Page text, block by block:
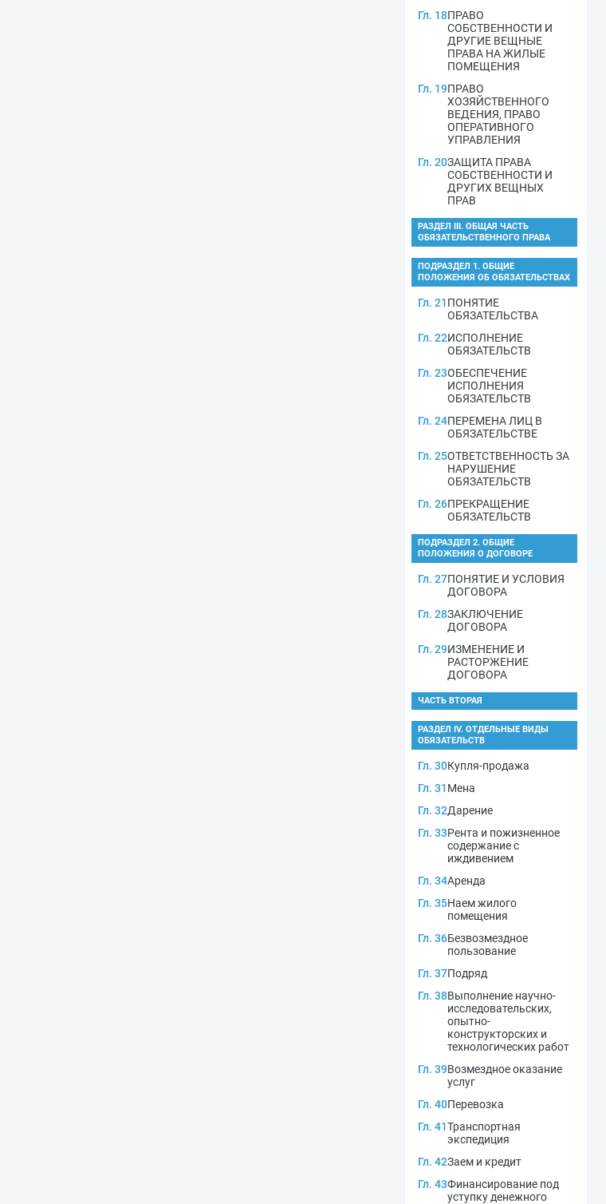
Гл. 18ПРАВО
СОБСТВЕННОСТИ И
ДРУГИЕ ВЕЩНЫЕ
ПРАВА НА ЖИЛЫЕ
ПОМЕЩЕНИЯ
Гл. 19ПРАВО
ХОЗЯЙСТВЕННОГО
ВЕДЕНИЯ, ПРАВО
ОПЕРАТИВНОГО
УПРАВЛЕНИЯ
Гл. 20ЗАЩИТА ПРАВА
СОБСТВЕННОСТИ И
ДРУГИХ ВЕЩНЫХ
ПРАВ
РАЗДЕЛ III. ОБЩАЯ ЧАСТЬ
ОБЯЗАТЕЛЬСТВЕННОГО ПРАВА
ПОДРАЗДЕЛ 1. ОБЩИЕ
ПОЛОЖЕНИЯ ОБ ОБЯЗАТЕЛЬСТВАХ
Гл. 21ПОНЯТИЕ
ОБЯЗАТЕЛЬСТВА
Гл. 22ИСПОЛНЕНИЕ
ОБЯЗАТЕЛЬСТВ
Гл. 23ОБЕСПЕЧЕНИЕ
ИСПОЛНЕНИЯ
ОБЯЗАТЕЛЬСТВ
Гл. 24ПЕРЕМЕНА ЛИЦ В
ОБЯЗАТЕЛЬСТВЕ
Гл. 25ОТВЕТСТВЕННОСТЬ ЗА
НАРУШЕНИЕ
ОБЯЗАТЕЛЬСТВ
Гл. 26ПРЕКРАЩЕНИЕ
ОБЯЗАТЕЛЬСТВ
ПОДРАЗДЕЛ 2. ОБЩИЕ
ПОЛОЖЕНИЯ О ДОГОВОРЕ
Гл. 27ПОНЯТИЕ И УСЛОВИЯ
ДОГОВОРА
Гл. 28ЗАКЛЮЧЕНИЕ
ДОГОВОРА
Гл. 29ИЗМЕНЕНИЕ И
РАСТОРЖЕНИЕ
ДОГОВОРА
ЧАСТЬ ВТОРАЯ
РАЗДЕЛ IV. ОТДЕЛЬНЫЕ ВИДЫ
ОБЯЗАТЕЛЬСТВ
Гл. 30Купля-продажа
Гл. 31Мена
Гл. 32Дарение
Гл. 33Рента и пожизненное
содержание с
иждивением
Гл. 34Аренда
Гл. 35Наем жилого
помещения
Гл. 36Безвозмездное
пользование
Гл. 37Подряд
Гл. 38Выполнение научно-
исследовательских,
опытно-
конструкторских и
технологических работ
Гл. 39Возмездное оказание
услуг
Гл. 40Перевозка
Гл. 41Транспортная
экспедиция
Гл. 42Заем и кредит
Гл. 43Финансирование под
уступку денежного